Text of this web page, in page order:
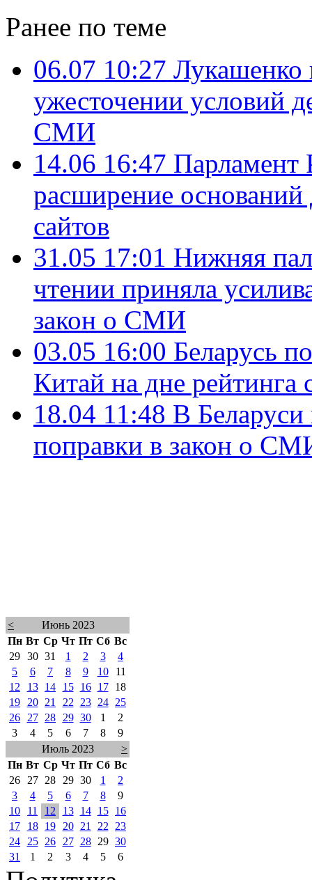
Ранее по теме
06.07 10:27 Лукашенко
ужесточении условий
СМИ
14.06 16:47 Парламент
расширение оснований
сайтов
31.05 17:01 Нижняя
чтении приняла
закон о СМИ
03.05 16:00 Беларусь
Китай на дне рейтинга
18.04 11:48 В
поправки в закон о
<
Июнь 2023
Пн Вт Ср Чт Пт Сб Вс
29 30 31 1 2 3
4
5
6 7 8 9 10
11
12
13 14 15 16 17
18
19
20 21 22 23 24
25
26
27 28 29 30 1
2
3
4 5 6 7 8
9
Июль 2023
>
Пн Вт Ср Чт Пт Сб Вс
26
27 28 29 30 1
2
3
4 5 6 7 8
9
10
11 12 13 14 15
16
17
18 19 20 21 22
23
24
25 26 27 28 29 30
31
1 2 3 4 5 6